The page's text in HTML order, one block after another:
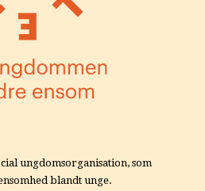
ungdomsorganisation, som
blandt unge.